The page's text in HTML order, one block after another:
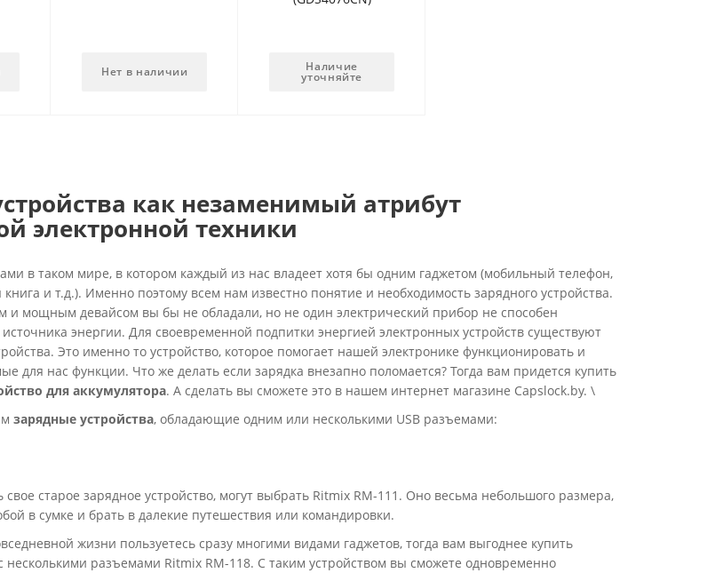
Нет в наличии Наличие
уточняйте
как незаменимый атрибут
электронной техники
в таком мире, в котором каждый из нас владеет хотя бы одним гаджетом (мобильный телефон,
и т.д.). Именно поэтому всем нам известно понятие и необходимость зарядного устройства.
и мощным девайсом вы бы не обладали, но не один электрический прибор не способен
энергии. Для своевременной подпитки энергией электронных устройств существуют
Это именно то устройство, которое помогает нашей электронике функционировать и
для нас функции. Что же делать если зарядка внезапно поломается? Тогда вам придется купить
для аккумулятора. А сделать вы сможете это в нашем интернет магазине Capslock.by. \
зарядные устройства, обладающие одним или несколькими USB разъемами:
свое старое зарядное устройство, могут выбрать Ritmix RM-111. Оно весьма небольшого размера,
в сумке и брать в далекие путешествия или командировки.
жизни пользуетесь сразу многими видами гаджетов, тогда вам выгоднее купить
несколькими разъемами Ritmix RM-118. С таким устройством вы сможете одновременно